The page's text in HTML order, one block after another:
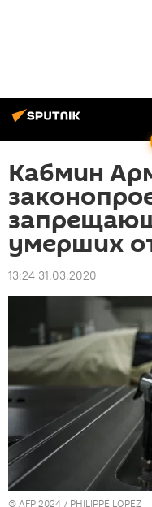
Кабмин
умерших
13:24 31.03.2020
© AFP 2024 / PHILIPPE LOPEZ